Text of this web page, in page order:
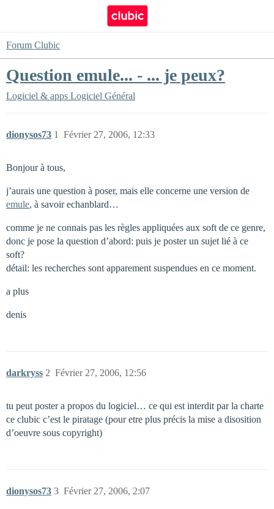
Forum Clubic
Question emule... - ... je peux?
Logiciel & apps Logiciel Général
dionysos73 Février 27, 2006, 12:33
1
Bonjour à tous,
j’aurais une question à poser, mais elle concerne une version de
emule, à savoir echanblard…
comme je ne connais pas les règles appliquées aux soft de ce genre,
donc je pose la question d’abord: puis je poster un sujet lié à ce
soft?
détail: les recherches sont apparement suspendues en ce moment.
a plus
denis
darkryss Février 27, 2006, 12:56
2
tu peut poster a propos du logiciel… ce qui est interdit par la charte
ce clubic c’est le piratage (pour etre plus précis la mise a disosition
d’oeuvre sous copyright)
dionysos73 Février 27, 2006, 2:07
3